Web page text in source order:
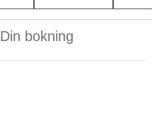
Din bokning